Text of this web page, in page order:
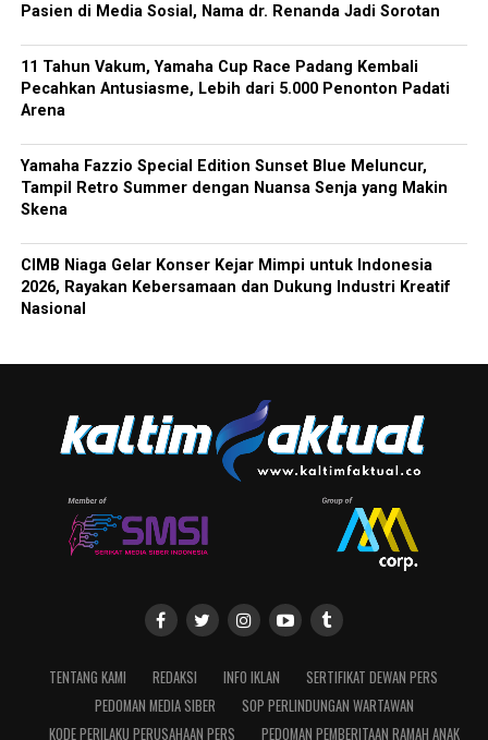
Pasien di Media Sosial, Nama dr. Renanda Jadi Sorotan
11 Tahun Vakum, Yamaha Cup Race Padang Kembali
Pecahkan Antusiasme, Lebih dari 5.000 Penonton Padati
Arena
Yamaha Fazzio Special Edition Sunset Blue Meluncur,
Tampil Retro Summer dengan Nuansa Senja yang Makin
Skena
CIMB Niaga Gelar Konser Kejar Mimpi untuk Indonesia
2026, Rayakan Kebersamaan dan Dukung Industri Kreatif
Nasional
TENTANG KAMI REDAKSI INFO IKLAN
SERTIFIKAT DEWAN PERS
PEDOMAN MEDIA SIBER
SOP PERLINDUNGAN WARTAWAN
KODE PERILAKU PERUSAHAAN PERS
PEDOMAN PEMBERITAAN RAMAH ANAK